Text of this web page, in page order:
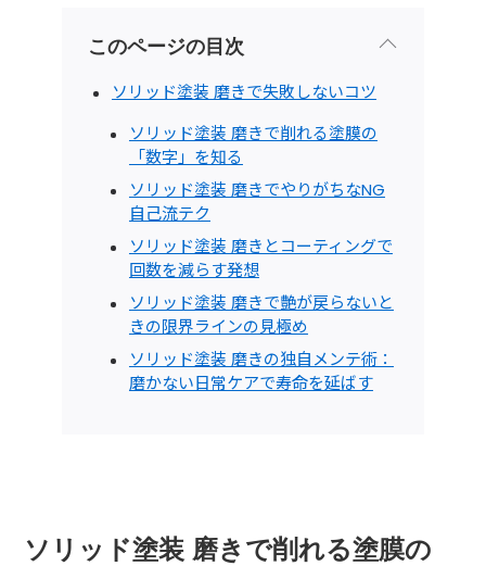
このページの目次
ソリッド塗装 磨きで失敗しないコツ
ソリッド塗装 磨きで削れる塗膜の
「数字」を知る
ソリッド塗装 磨きでやりがちなNG
自己流テク
ソリッド塗装 磨きとコーティングで
回数を減らす発想
ソリッド塗装 磨きで艶が戻らないと
きの限界ラインの見極め
ソリッド塗装 磨きの独自メンテ術：
磨かない日常ケアで寿命を延ばす
ソリッド塗装 磨きで削れる塗膜の